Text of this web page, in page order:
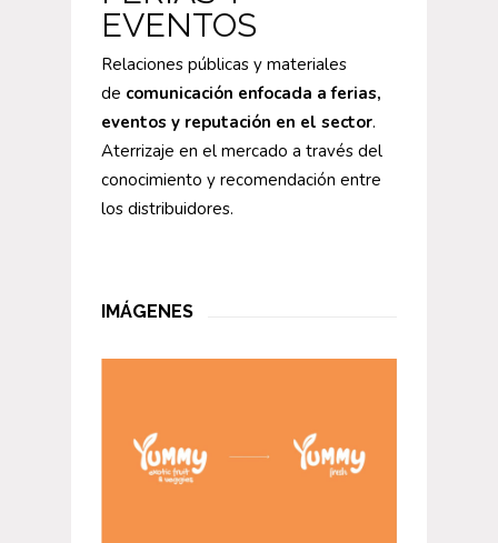
EVENTOS
Relaciones públicas y materiales
de comunicación enfocada a ferias,
eventos y reputación en el sector.
Aterrizaje en el mercado a través del
conocimiento y recomendación entre
los distribuidores.
IMÁGENES